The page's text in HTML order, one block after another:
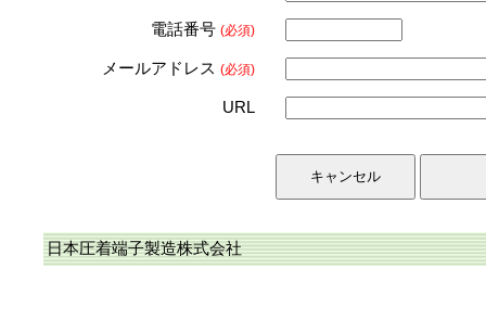
電話番号 (必須)
メールアドレス (必須)
URL
日本圧着端子製造株式会社